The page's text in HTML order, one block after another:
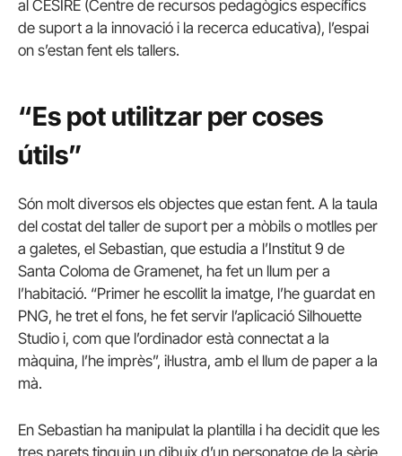
al CESIRE (Centre de recursos pedagògics específics
de suport a la innovació i la recerca educativa), l’espai
on s’estan fent els tallers.
“Es pot utilitzar per coses
útils”
Són molt diversos els objectes que estan fent. A la taula
del costat del taller de suport per a mòbils o motlles per
a galetes, el Sebastian, que estudia a l’Institut 9 de
Santa Coloma de Gramenet, ha fet un llum per a
l’habitació. “Primer he escollit la imatge, l’he guardat en
PNG, he tret el fons, he fet servir l’aplicació Silhouette
Studio i, com que l’ordinador està connectat a la
màquina, l’he imprès”, il·lustra, amb el llum de paper a la
mà.
En Sebastian ha manipulat la plantilla i ha decidit que les
tres parets tinguin un dibuix d’un personatge de la sèrie